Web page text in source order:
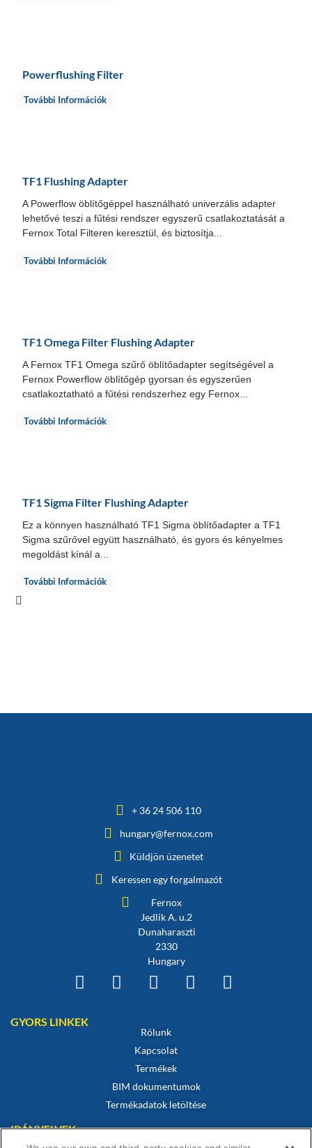
Powerflushing Filter
További Információk
TF1 Flushing Adapter
A Powerflow öblítőgéppel használható univerzális adapter
lehetővé teszi a fűtési rendszer egyszerű csatlakoztatását a
Fernox Total Filteren keresztül, és biztosítja...
További Információk
TF1 Omega Filter Flushing Adapter
A Fernox TF1 Omega szűrő öblítőadapter segítségével a
Fernox Powerflow öblítőgép gyorsan és egyszerűen
csatlakoztatható a fűtési rendszerhez egy Fernox...
További Információk
TF1 Sigma Filter Flushing Adapter
Ez a könnyen használható TF1 Sigma öblítőadapter a TF1
Sigma szűrővel együtt használható, és gyors és kényelmes
megoldást kínál a...
További Információk
+ 36 24 506 110
hungary@fernox.com
Küldjön üzenetet
Keressen egy forgalmazót
Fernox
Jedlik A. u.2
Dunaharaszti
2330
Hungary
GYORS LINKEK
Rólunk
Kapcsolat
Termékek
BIM dokumentumok
Termékadatok letöltése
IRÁNYELVEK